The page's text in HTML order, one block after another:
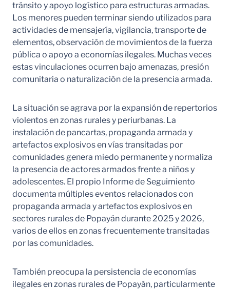
tránsito y apoyo logístico para estructuras armadas.
Los menores pueden terminar siendo utilizados para
actividades de mensajería, vigilancia, transporte de
elementos, observación de movimientos de la fuerza
pública o apoyo a economías ilegales. Muchas veces
estas vinculaciones ocurren bajo amenazas, presión
comunitaria o naturalización de la presencia armada.
La situación se agrava por la expansión de repertorios
violentos en zonas rurales y periurbanas. La
instalación de pancartas, propaganda armada y
artefactos explosivos en vías transitadas por
comunidades genera miedo permanente y normaliza
la presencia de actores armados frente a niños y
adolescentes. El propio Informe de Seguimiento
documenta múltiples eventos relacionados con
propaganda armada y artefactos explosivos en
sectores rurales de Popayán durante 2025 y 2026,
varios de ellos en zonas frecuentemente transitadas
por las comunidades.
También preocupa la persistencia de economías
ilegales en zonas rurales de Popayán, particularmente